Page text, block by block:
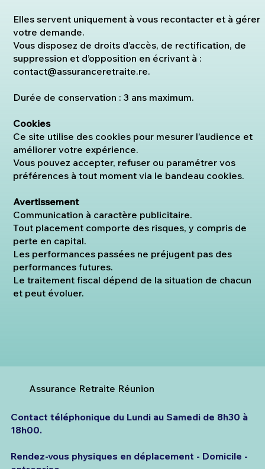
Elles servent uniquement à vous recontacter et à gérer
votre demande.
Vous disposez de droits d’accès, de rectification, de
suppression et d’opposition en écrivant à :
contact@assuranceretraite.re.
Durée de conservation : 3 ans maximum.
Cookies
Ce site utilise des cookies pour mesurer l’audience et
améliorer votre expérience.
Vous pouvez accepter, refuser ou paramétrer vos
préférences à tout moment via le bandeau cookies.
Avertissement
Communication à caractère publicitaire.
Tout placement comporte des risques, y compris de
perte en capital.
Les performances passées ne préjugent pas des
performances futures.
Le traitement fiscal dépend de la situation de chacun
et peut évoluer.
Contact téléphonique du Lundi au Samedi de 8h30 à
18h00.
Rendez-vous physiques en déplacement - Domicile -
Assurance Retraite Réunion